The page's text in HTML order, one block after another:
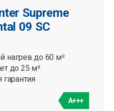
Supreme
09 SC
нагрев до 60 м²
до 25 м²
гарантия
A+++